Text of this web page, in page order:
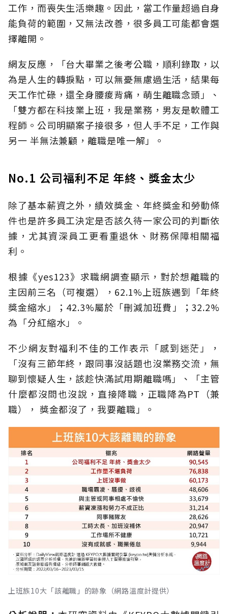
工作，而喪失生活樂趣。因此，當工作量超過自身
能負荷的範圍，又無法改善，很多員工可能都會選
擇離開。
網友反應，「台大畢業之後考公職，順利錄取，以
為是人生的轉捩點，可以無憂無慮過生活，結果每
天工作忙碌，還全身腰痠背痛，萌生離職念頭」、
「雙方都在科技業上班，我是業務，男友是軟體工
程師。公司明顯案子接很多，但人手不足，工作與
另一 半無法兼顧，離職是唯一解」。
No.1 公司福利不足 年終、獎金太少
除了基本薪資之外，績效獎金、年終獎金和勞動條
件也是許多員工決定是否該久待一家公司的判斷依
據，尤其資深員工更看重退休、財務保障相關福
利。
根據《yes123》求職網調查顯示，對於想離職的
主因前三名（可複選），62.1%上班族遇到「年終
獎金縮水」；42.3%屬於「刪減加班費」；32.2%
為「分紅縮水」。
不少網友對福利不佳的工作表示「感到迷茫」，
「沒有三節年終，跟同事沒話題也沒業務交流，無
聊到懷疑人生，該趁快滿試用期離職嗎」、「主管
什麼都沒問也沒說，直接降職，正職降為PT（兼
職）， 獎金都沒了，我要離職」。
上班族10大「該離職」的跡象（網路溫度計提供）